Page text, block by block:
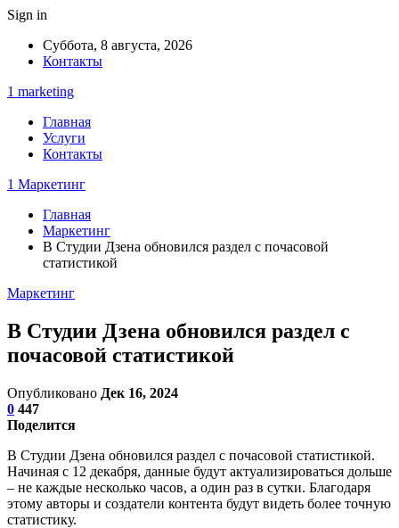
Sign in
Суббота, 8 августа, 2026
Контакты
1 marketing
Главная
Услуги
Контакты
1 Маркетинг
Главная
Маркетинг
В Студии Дзена обновился раздел с почасовой
статистикой
Маркетинг
В Студии Дзена обновился раздел с
почасовой статистикой
Опубликовано Дек 16, 2024
0 447
Поделится
В Студии Дзена обновился раздел с почасовой статистикой.
Начиная с 12 декабря, данные будут актуализироваться дольше
– не каждые несколько часов, а один раз в сутки. Благодаря
этому авторы и создатели контента будут видеть более точную
статистику.